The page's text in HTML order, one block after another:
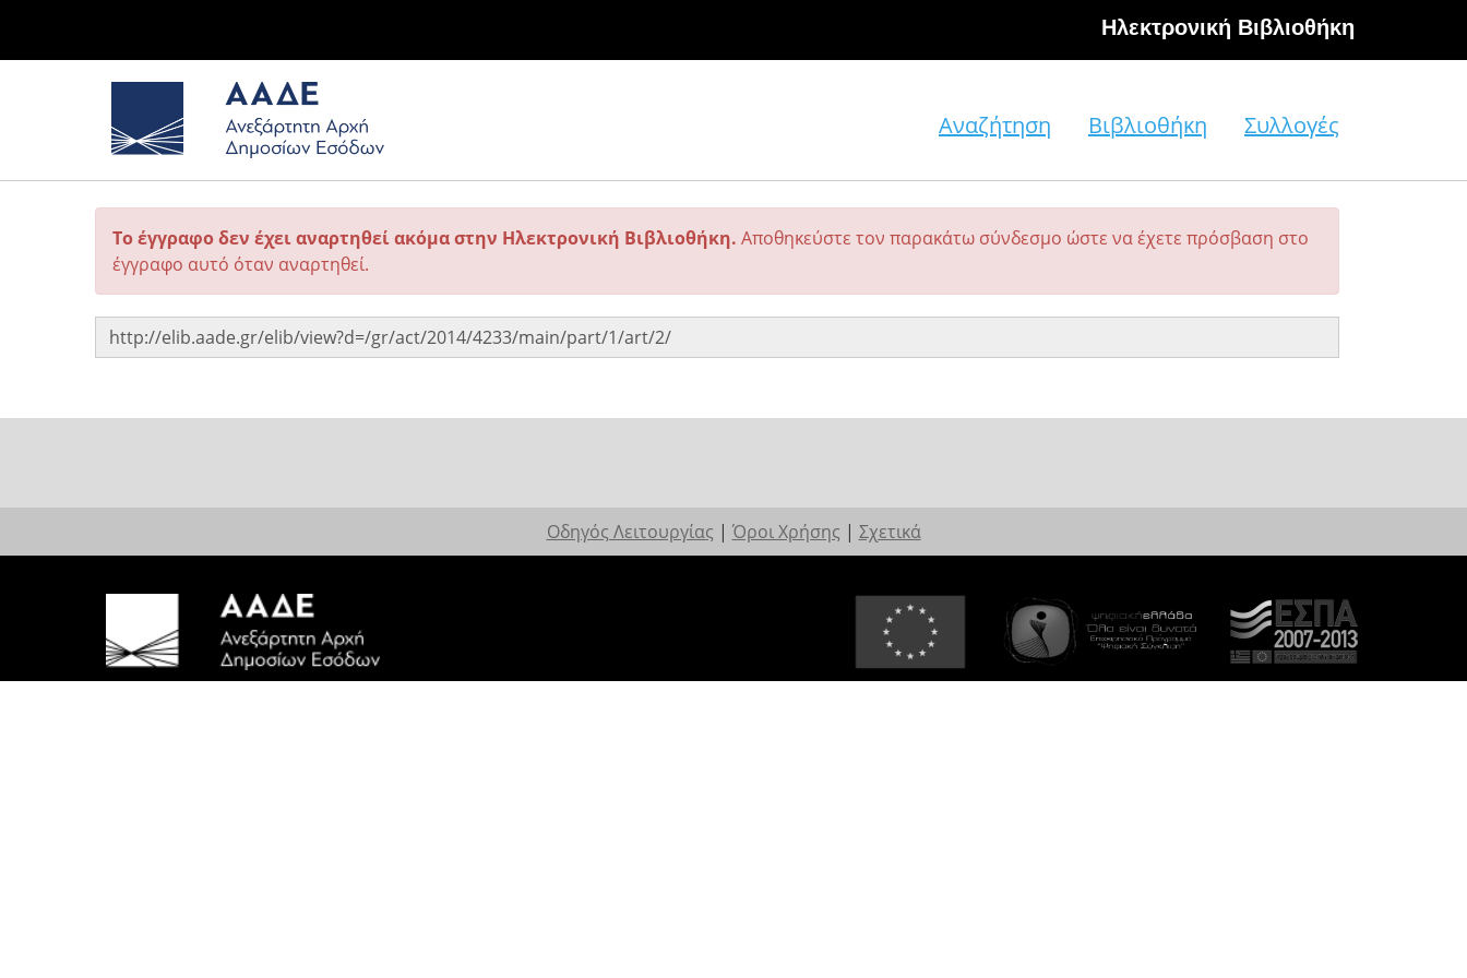
Hλεκτρονική Βιβλιοθήκη
Αναζήτηση Βιβλιοθήκη Συλλογές
Το έγγραφο δεν έχει αναρτηθεί ακόμα στην Ηλεκτρονική Βιβλιοθήκη. Αποθηκεύστε τον παρακάτω σύνδεσμο ώστε να έχετε πρόσβαση στο
έγγραφο αυτό όταν αναρτηθεί.
Οδηγός Λειτουργίας | Όροι Χρήσης | Σχετικά